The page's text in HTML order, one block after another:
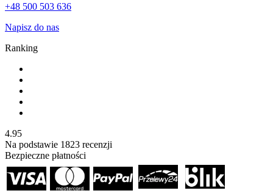
+48 500 503 636
Napisz do nas
Ranking
4.95
Na podstawie 1823 recenzji
Bezpieczne płatności